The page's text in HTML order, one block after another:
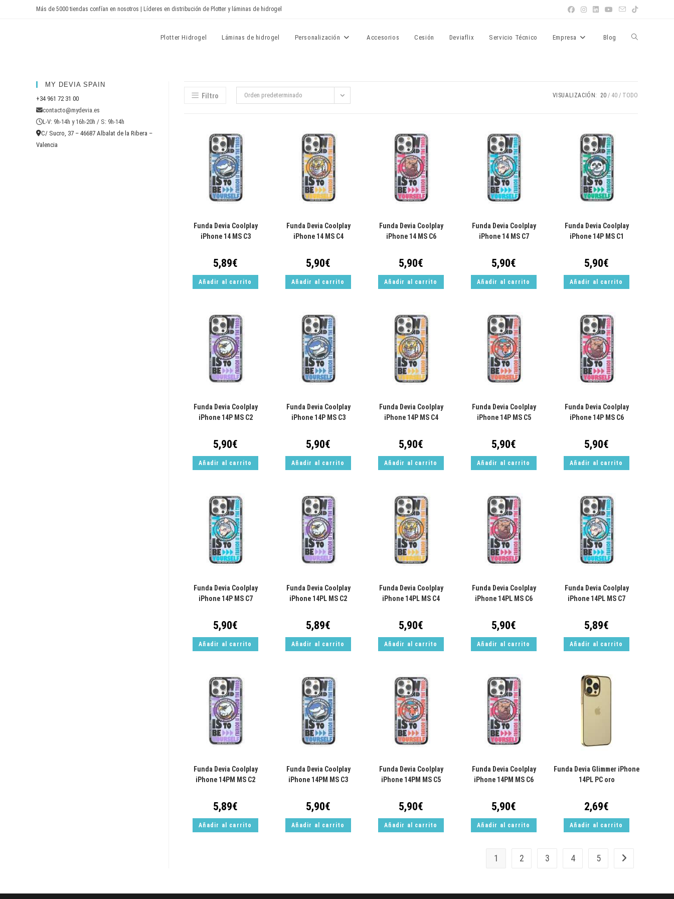
Más de 5000 tiendas confían en nosotros | Líderes en distribución de Plotter y láminas de hidrogel
Plotter Hidrogel Láminas de hidrogel Personalización Accesorios Cesión Deviaflix Servicio Técnico Empresa Blog Alternar
MY DEVIA SPAIN
+34 961 72 31 00
contacto@mydevia.es
L-V: 9h-14h y 16h-20h / S: 9h-14h
C/ Sucro, 37 – 46687 Albalat de la Ribera –
Valencia
Filtro Orden predeterminado VISUALIZACIÓN: 20 40 TODO
Funda Devia Coolplay
iPhone 14 MS C3
5,89€
Añadir al carrito
Funda Devia Coolplay
iPhone 14 MS C4
5,90€
Añadir al carrito
Funda Devia Coolplay
iPhone 14 MS C6
5,90€
Añadir al carrito
Funda Devia Coolplay
iPhone 14 MS C7
5,90€
Añadir al carrito
Funda Devia Coolplay
iPhone 14P MS C1
5,90€
Añadir al carrito
Funda Devia Coolplay
iPhone 14P MS C2
5,90€
Añadir al carrito
Funda Devia Coolplay
iPhone 14P MS C3
5,90€
Añadir al carrito
Funda Devia Coolplay
iPhone 14P MS C4
5,90€
Añadir al carrito
Funda Devia Coolplay
iPhone 14P MS C5
5,90€
Añadir al carrito
Funda Devia Coolplay
iPhone 14P MS C6
5,90€
Añadir al carrito
Funda Devia Coolplay
iPhone 14P MS C7
5,90€
Añadir al carrito
Funda Devia Coolplay
iPhone 14PL MS C2
5,89€
Añadir al carrito
Funda Devia Coolplay
iPhone 14PL MS C4
5,90€
Añadir al carrito
Funda Devia Coolplay
iPhone 14PL MS C6
5,90€
Añadir al carrito
Funda Devia Coolplay
iPhone 14PL MS C7
5,89€
Añadir al carrito
Funda Devia Coolplay
iPhone 14PM MS C2
5,89€
Añadir al carrito
Funda Devia Coolplay
iPhone 14PM MS C3
5,90€
Añadir al carrito
Funda Devia Coolplay
iPhone 14PM MS C5
5,90€
Añadir al carrito
Funda Devia Coolplay
iPhone 14PM MS C6
5,90€
Añadir al carrito
Funda Devia Glimmer iPhone
14PL PC oro
2,69€
Añadir al carrito
1 2 3 4 5